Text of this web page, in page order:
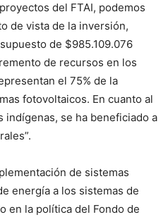
del FTAI, podemos
de vista de la inversión,
de $985.109.076
de recursos en los
el 75% de la
fotovoltaicos. En cuanto al
se ha beneficiado a
de sistemas
energía a los sistemas de
en la política del Fondo de